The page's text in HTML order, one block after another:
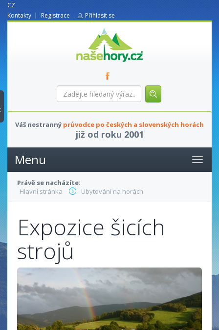
CZ
Kontakty
Registrace Přihlásit se
nasehory.cz
Zadejte
hledaný
Váš nestranný průvodce po českých a slovenských horách
již od roku 2001
Menu
Právě se nacházíte:
Hlavní stránka
Ubytování na horách
Expozice šicích
strojů